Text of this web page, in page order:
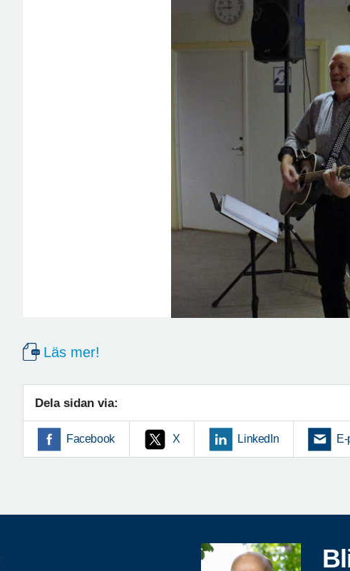
Läs mer!
Dela sidan via:
Facebook X LinkedIn